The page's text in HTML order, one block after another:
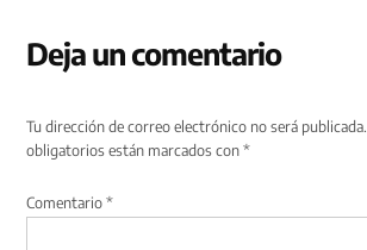
Deja un comentario
Tu dirección de correo electrónico no será publicada.
obligatorios están marcados con*
Comentario*